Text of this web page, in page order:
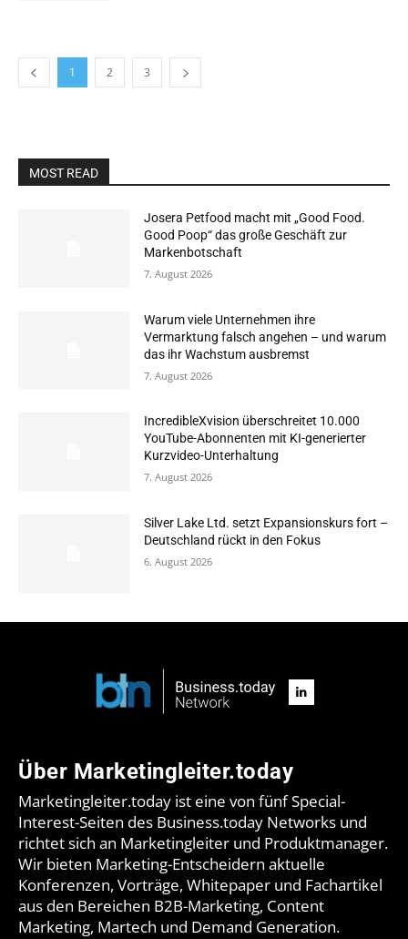
1 2 3
MOST READ
Josera Petfood macht mit „Good Food.
Good Poop“ das große Geschäft zur
Markenbotschaft
7. August 2026
Warum viele Unternehmen ihre
Vermarktung falsch angehen – und warum
das ihr Wachstum ausbremst
7. August 2026
IncredibleXvision überschreitet 10.000
YouTube-Abonnenten mit KI-generierter
Kurzvideo-Unterhaltung
7. August 2026
Silver Lake Ltd. setzt Expansionskurs fort –
Deutschland rückt in den Fokus
6. August 2026
Über Marketingleiter.today
Marketingleiter.today ist eine von fünf Special-
Interest-Seiten des Business.today Networks und
richtet sich an Marketingleiter und Produktmanager.
Wir bieten Marketing-Entscheidern aktuelle
Konferenzen, Vorträge, Whitepaper und Fachartikel
aus den Bereichen B2B-Marketing, Content
Marketing, Martech und Demand Generation.